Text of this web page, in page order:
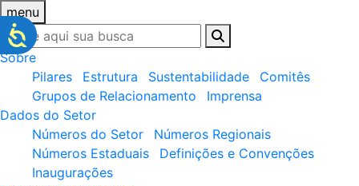
menu
Sobre
Pilares
Estrutura Sustentabilidade
Comitês
Grupos de Relacionamento
Imprensa
Dados do Setor
Números do Setor
Números Regionais
Números Estaduais
Definições e Convenções
Inaugurações